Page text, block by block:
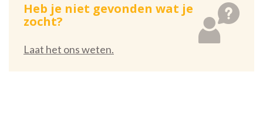
Heb je niet gevonden wat je
zocht?
Laat het ons weten.